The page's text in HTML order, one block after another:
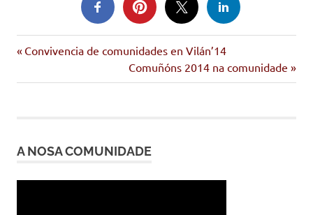
Navegación
de
Entrada
Convivencia de comunidades en Vilán’14
Siguiente
entrada:
Comuñóns 2014 na comunidade
A NOSA COMUNIDADE